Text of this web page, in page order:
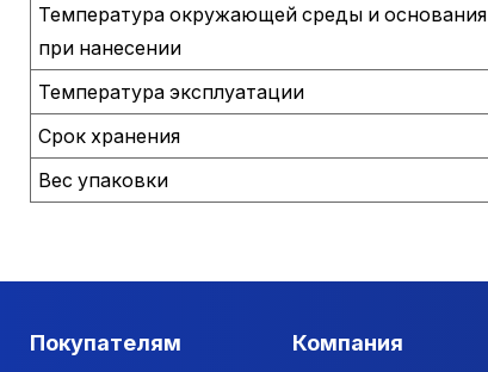
Температура окружающей среды и основания
при нанесении
Температура эксплуатации
Срок хранения
Вес упаковки
Покупателям Компания